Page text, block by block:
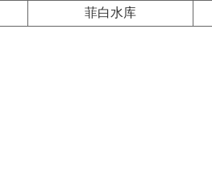
菲白水库